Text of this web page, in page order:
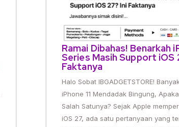
Ramai Dibahas! Benarkah
Series Masih Support iOS
Faktanya
Halo Sobat IBGADGETSTORE!
iPhone 11 Mendadak Bingung,
Salah Satunya? Sejak Apple
iOS 27, ada satu pertanyaan yang